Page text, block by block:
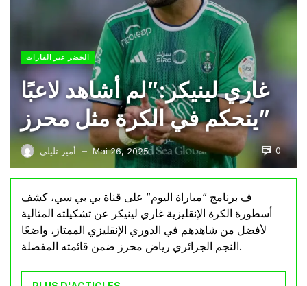
الخضر عبر القارات
غاري لينيكر:”لم أشاهد لاعبًا
يتحكم في الكرة مثل محرز”
أمير تليلي — Mai 26, 2025 0
ف برنامج “مباراة اليوم” على قناة بي بي سي، كشف
أسطورة الكرة الإنقليزية غاري لينيكر عن تشكيلته المثالية
لأفضل من شاهدهم في الدوري الإنقليزي الممتاز، واضعًا
النجم الجزائري رياض محرز ضمن قائمته المفضلة.